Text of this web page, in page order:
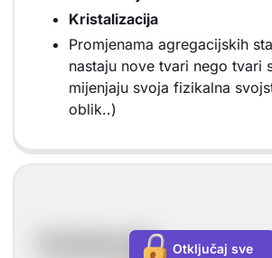
Kristalizacija
Promjenama agregacijskih
nastaju nove tvari nego tvari
mijenjaju svoja fizikalna
oblik..)
Kondezacija Otključaj sve